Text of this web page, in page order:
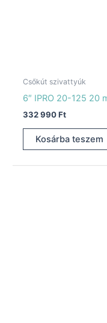
Csőkút szivattyúk
6″ IPRO 20-125 20
332 990Ft
Kosárba teszem